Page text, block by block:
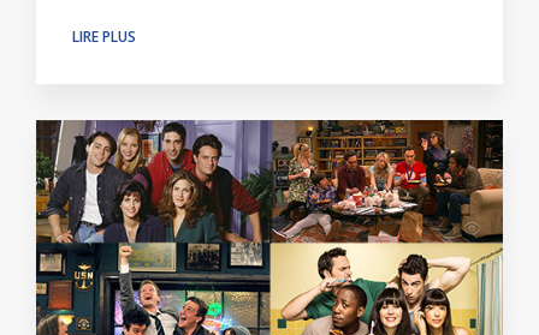
LIRE PLUS